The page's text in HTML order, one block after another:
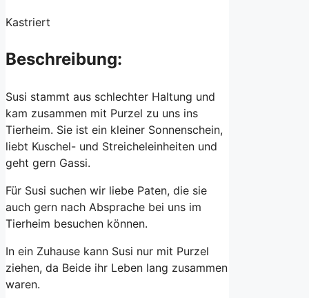
Kastriert
Beschreibung:
Susi stammt aus schlechter Haltung und
kam zusammen mit Purzel zu uns ins
Tierheim. Sie ist ein kleiner Sonnenschein,
liebt Kuschel- und Streicheleinheiten und
geht gern Gassi.
Für Susi suchen wir liebe Paten, die sie
auch gern nach Absprache bei uns im
Tierheim besuchen können.
In ein Zuhause kann Susi nur mit Purzel
ziehen, da Beide ihr Leben lang zusammen
waren.